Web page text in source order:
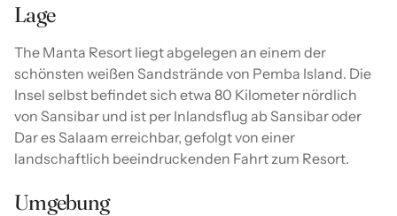
Lage
The Manta Resort liegt abgelegen an einem der
schönsten weißen Sandstrände von Pemba Island. Die
Insel selbst befindet sich etwa 80 Kilometer nördlich
von Sansibar und ist per Inlandsflug ab Sansibar oder
Dar es Salaam erreichbar, gefolgt von einer
landschaftlich beeindruckenden Fahrt zum Resort.
Umgebung